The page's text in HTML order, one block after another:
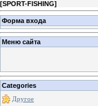
[SPORT-FISHING]
Форма входа
Меню сайта
Categories
Другое